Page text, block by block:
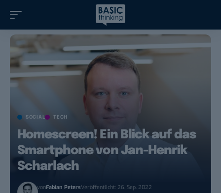
SOCIAL TECH
Homescreen! Ein Blick auf das
Smartphone von Jan-Henrik
Scharlach
vonFabian PetersVeröffentlicht: 26. Sep. 2022